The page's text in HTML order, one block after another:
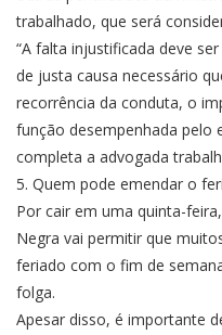
trabalhado, que será
“A falta injustificada deve
de justa causa necessário
recorrência da conduta, o
função desempenhada pelo
completa a advogada
5. Quem pode emendar o
Por cair em uma quinta-
Negra vai permitir que
feriado com o fim de
folga.
Apesar disso, é importante